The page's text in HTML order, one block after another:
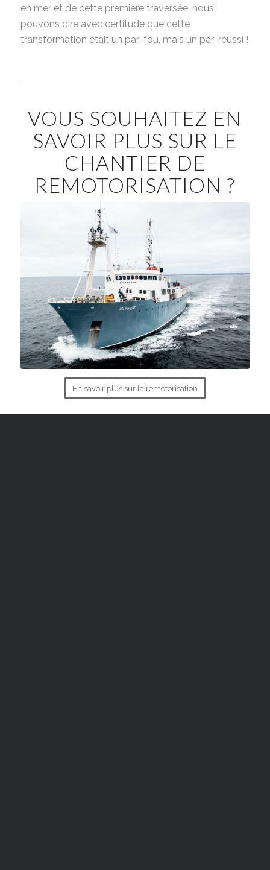
en mer et de cette première traversée, nous
pouvons dire avec certitude que cette
transformation était un pari fou, mais un pari réussi !
VOUS SOUHAITEZ EN
SAVOIR PLUS SUR LE
CHANTIER DE
REMOTORISATION ?
En savoir plus sur la remotorisation